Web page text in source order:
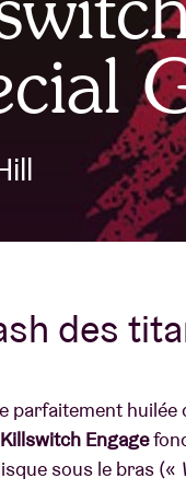
you
des
parfaitement huilée
Killswitch Engage
sous le bras («